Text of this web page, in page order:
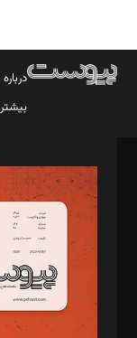
مدیر مسئول:
سردبیر: مهرک
دبیر تحریریه: میثم
د‌بیر ناداستان: سمانه
د‌بیر خدمت و تجارت:
د‌بیر حقوق فناوری:
د‌بیر پیوست جهان: مینا